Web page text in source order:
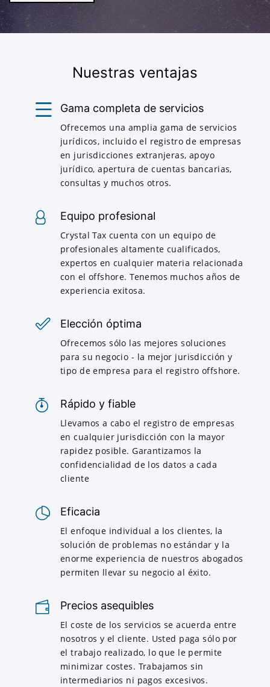
Nuestras ventajas
Gama completa de servicios
Ofrecemos una amplia gama de servicios
jurídicos, incluido el registro de empresas
en jurisdicciones extranjeras, apoyo
jurídico, apertura de cuentas bancarias,
consultas y muchos otros.
Equipo profesional
Crystal Tax cuenta con un equipo de
profesionales altamente cualificados,
expertos en cualquier materia relacionada
con el offshore. Tenemos muchos años de
experiencia exitosa.
Elección óptima
Ofrecemos sólo las mejores soluciones
para su negocio - la mejor jurisdicción y
tipo de empresa para el registro offshore.
Rápido y fiable
Llevamos a cabo el registro de empresas
en cualquier jurisdicción con la mayor
rapidez posible. Garantizamos la
confidencialidad de los datos a cada
cliente
Eficacia
El enfoque individual a los clientes, la
solución de problemas no estándar y la
enorme experiencia de nuestros abogados
permiten llevar su negocio al éxito.
Precios asequibles
El coste de los servicios se acuerda entre
nosotros y el cliente. Usted paga sólo por
el trabajo realizado, lo que le permite
minimizar costes. Trabajamos sin
intermediarios ni pagos excesivos.